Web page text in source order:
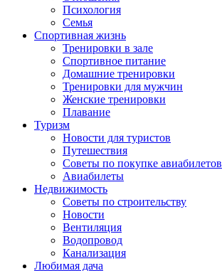
Психология
Семья
Спортивная жизнь
Тренировки в зале
Спортивное питание
Домашние тренировки
Тренировки для мужчин
Женские тренировки
Плавание
Туризм
Новости для туристов
Путешествия
Советы по покупке авиабилетов
Авиабилеты
Недвижимость
Советы по строительству
Новости
Вентиляция
Водопровод
Канализация
Любимая дача